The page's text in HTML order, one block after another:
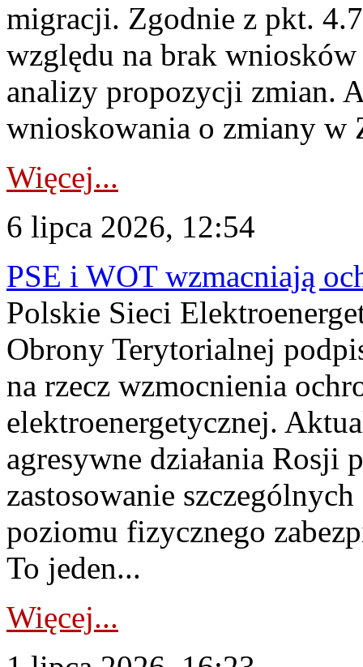
migracji. Zgodnie z pkt.
względu na brak
analizy propozycji zmian.
wnioskowania o zmiany w
Więcej...
6 lipca 2026, 12:54
PSE i WOT wzmacniają
Polskie Sieci
Obrony Terytorialnej
na rzecz wzmocnienia
elektroenergetycznej.
agresywne działania Rosji
zastosowanie
poziomu fizycznego
To jeden...
Więcej...